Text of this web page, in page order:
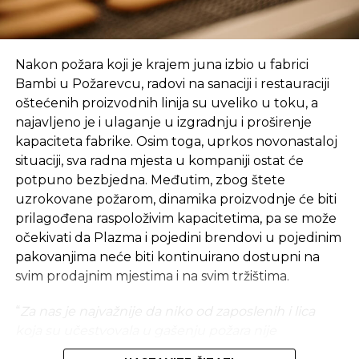
Nezavisne novine
„Bez obzira što se prvobitno činilo da ćemo
kod banaka bez većih problema otvoriti
račune, te završiti i sve druge neophodne
aktivnosti kod drugih relevantnih institucija,
ipak smo naišli na ozbiljne prepreke koje nas
sprečavaju da ostvarimo započeti plan.
Podrška je izostala, prije svega, od banaka koje
nisu bile spremne da postupe po zakonu.
Nakon ogromnog pritiska Ambasade SAD u
Sarajevu, a u strahu od narednih poteza
američke administracije i novih sankcija, banke
su ignorisale naša nastojanja da kao nova
kompanija dobijemo polazne elemente
neophodne za normalno poslovanje. Zbog
održimo finansijsku stabilnost što iz dana u
saopštili su tada iz “Invictusa”.
Nakon požara koji je krajem juna izbio u fabrici
Bambi u Požarevcu, radovi na sanaciji i restauraciji
oštećenih proizvodnih linija su uveliko u toku, a
najavljeno je i ulaganje u izgradnju i proširenje
kapaciteta fabrike. Osim toga, uprkos novonastaloj
situaciji, sva radna mjesta u kompaniji ostat će
potpuno bezbjedna. Međutim, zbog štete
uzrokovane požarom, dinamika proizvodnje će biti
prilagođena raspoloživim kapacitetima, pa se može
očekivati ​​da Plazma i pojedini brendovi u pojedinim
pakovanjima neće biti kontinuirano dostupni na
svim prodajnim mjestima i na svim tržištima.
“ Za nas je najvažnije da niko od zaposlenih i lica
povrijeđen. Naši timovi naporno rade na